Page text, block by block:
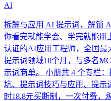
AI
拆解与应用 AI 提示词，解锁
你看完就能学会、学完就能用
认证的AI应用工程师，全国
提示词领域10个月，与多名
示词商单。 小册共 4 个专栏
坑、提示词技巧与应用、提示
时18.8元买断制，一次付费，